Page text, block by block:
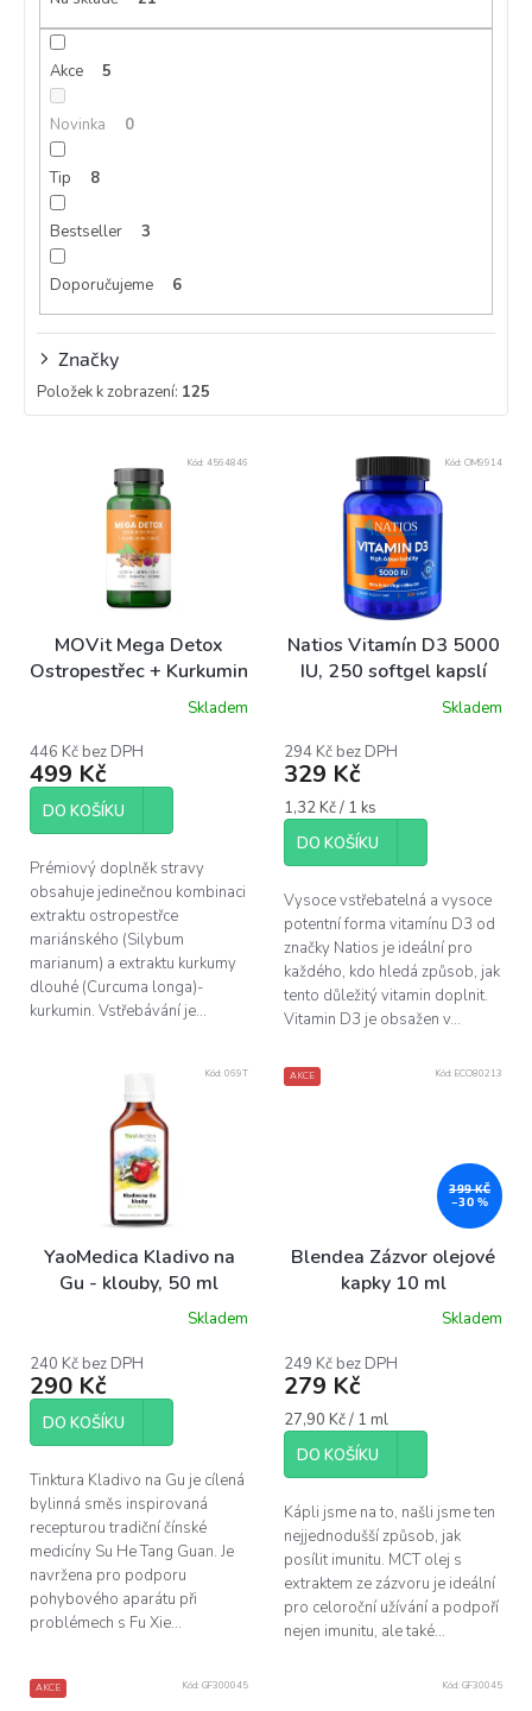
Akce 5
Novinka 0
Tip 8
Bestseller 3
Doporučujeme 6
Značky
Položek k zobrazení: 125
d
u
ů
MOVit Mega Detox
Ostropestřec + Kurkumin
FORTE, 60 kapslí
produktu
je
5,0
5
Skladem
446 Kč bez DPH
499 Kč
DO KOŠÍKU
Prémiový doplněk stravy
obsahuje jedinečnou kombinaci
extraktu ostropestřce
mariánského (Silybum
marianum) a extraktu kurkumy
dlouhé (Curcuma longa)-
kurkumin. Vstřebávání je...
Kód: 4564846
Natios Vitamín D3 5000
IU, 250 softgel kapslí
produktu
je
z
hvězdiček.
Skladem
294 Kč bez DPH
329 Kč
Měrná
cena:
1,32 Kč / 1 ks
DO KOŠÍKU
Vysoce vstřebatelná a vysoce
potentní forma vitamínu D3 od
značky Natios je ideální pro
každého, kdo hledá způsob, jak
tento důležitý vitamin doplnit.
Vitamin D3 je obsažen v...
Kód: OM9914
YaoMedica Kladivo na
Gu - klouby, 50 ml
Skladem
240 Kč bez DPH
290 Kč
DO KOŠÍKU
Tinktura Kladivo na Gu je cílená
bylinná směs inspirovaná
recepturou tradiční čínské
medicíny Su He Tang Guan. Je
navržena pro podporu
pohybového aparátu při
problémech s Fu Xie...
Kód: 069T AKCE
399 KČ
–30 %
Blendea Zázvor olejové
kapky 10 ml
produktu
je
z
hvězdiček.
Skladem
249 Kč bez DPH
279 Kč
Měrná
cena:
27,90 Kč / 1 ml
DO KOŠÍKU
Kápli jsme na to, našli jsme ten
nejjednodušší způsob, jak
posílit imunitu. MCT olej s
extraktem ze zázvoru je ideální
pro celoroční užívání a podpoří
nejen imunitu, ale také...
Kód: ECO80213
AKCE Kód: GF300045 Kód: GF30045